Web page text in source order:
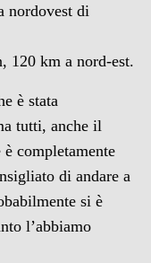
nordovest di
120 km a nord-est.
è stata
tutti, anche il
completamente
di andare a
si è
l’abbiamo